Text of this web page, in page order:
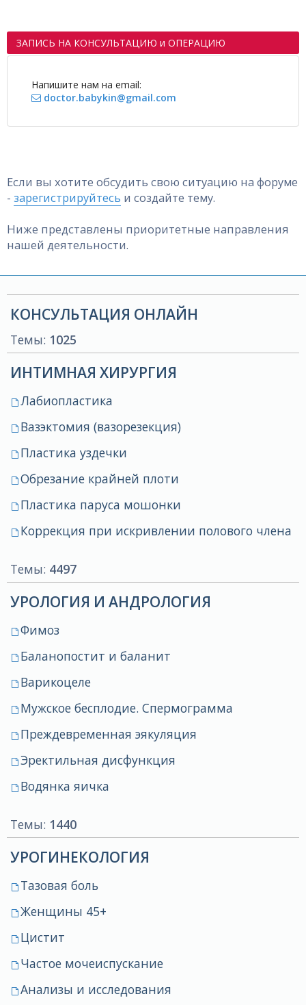
ЗАПИСЬ НА КОНСУЛЬТАЦИЮ и ОПЕРАЦИЮ
Напишите нам на email:
doctor.babykin@gmail.com
Если вы хотите обсудить свою ситуацию на форуме
- зарегистрируйтесь и создайте тему.
Ниже представлены приоритетные направления
нашей деятельности.
КОНСУЛЬТАЦИЯ ОНЛАЙН
Темы: 1025
ИНТИМНАЯ ХИРУРГИЯ
Лабиопластика
Вазэктомия (вазорезекция)
Пластика уздечки
Обрезание крайней плоти
Пластика паруса мошонки
Коррекция при искривлении полового члена
Темы: 4497
УРОЛОГИЯ И АНДРОЛОГИЯ
Фимоз
Баланопостит и баланит
Варикоцеле
Мужское бесплодие. Спермограмма
Преждевременная эякуляция
Эректильная дисфункция
Водянка яичка
Темы: 1440
УРОГИНЕКОЛОГИЯ
Тазовая боль
Женщины 45+
Цистит
Частое мочеиспускание
Анализы и исследования